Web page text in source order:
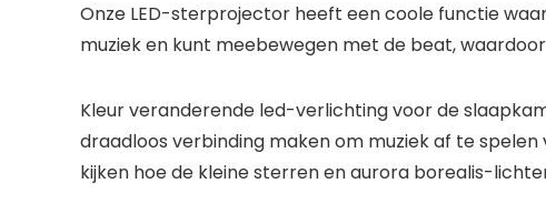
Onze LED-sterprojector heeft een coole functie
muziek en kunt meebewegen met de beat,
Kleur veranderende led-verlichting voor de
draadloos verbinding maken om muziek af te
kijken hoe de kleine sterren en aurora borealis-